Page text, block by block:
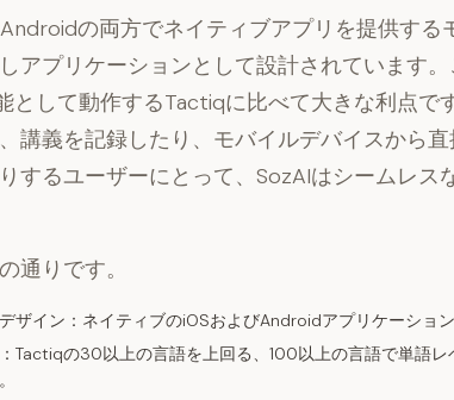
の両方でネイティブアプリを提供する
アプリケーションとして設計されています
として動作するTactiqに比べて大きな利点で
講義を記録したり、モバイルデバイスから
するユーザーにとって、SozAIはシームレス
通りです。
ザイン： ネイティブのiOSおよびAndroidアプリケーション
Tactiqの30以上の言語を上回る、100以上の言語で単語レ